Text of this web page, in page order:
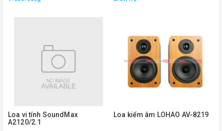
Loa vi tính SoundMax
A2120/2.1
Loa kiểm âm LOHAO AV-8219